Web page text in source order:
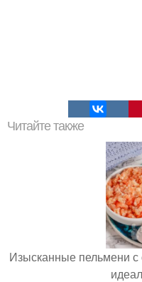
Читайте также
Изысканные пельмени с